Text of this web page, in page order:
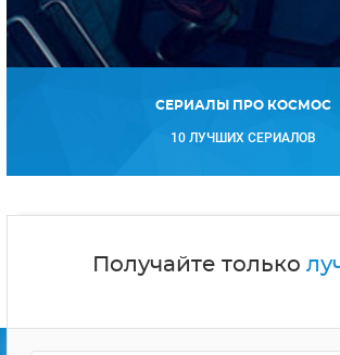
СЕРИАЛЫ ПРО КОСМОС
10 ЛУЧШИХ СЕРИАЛОВ
Получайте только